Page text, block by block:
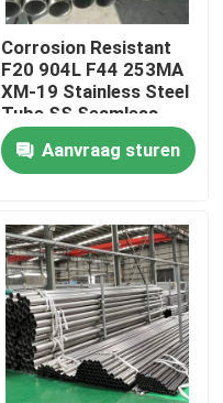
Corrosion Resistant
F20 904L F44 253MA
XM-19 Stainless Steel
Tube SS Seamless
Pipe BA Bright
AnnealedAanvraag sturen